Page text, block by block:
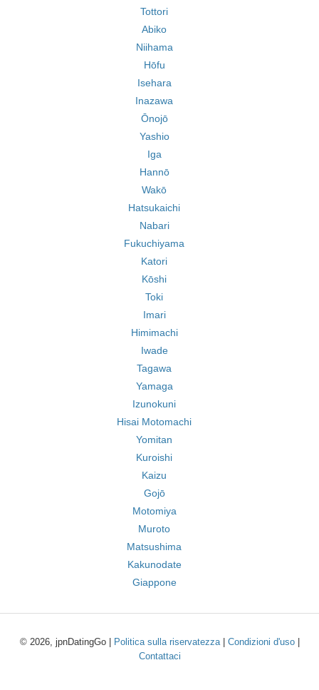
Tottori
Abiko
Niihama
Hōfu
Isehara
Inazawa
Ōnojō
Yashio
Iga
Hannō
Wakō
Hatsukaichi
Nabari
Fukuchiyama
Katori
Kōshi
Toki
Imari
Himimachi
Iwade
Tagawa
Yamaga
Izunokuni
Hisai Motomachi
Yomitan
Kuroishi
Kaizu
Gojō
Motomiya
Muroto
Matsushima
Kakunodate
Giappone
© 2026, jpnDatingGo | Politica sulla riservatezza| Condizioni d'uso|
Contattaci